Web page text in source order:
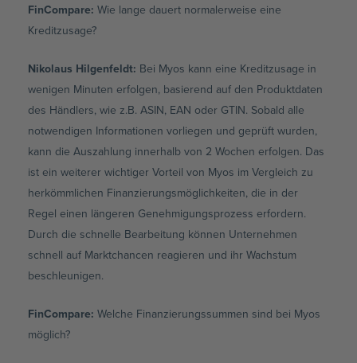
FinCompare: Wie lange dauert normalerweise eine
Kreditzusage?
Nikolaus Hilgenfeldt: Bei Myos kann eine Kreditzusage in
wenigen Minuten erfolgen, basierend auf den Produktdaten
des Händlers, wie z.B. ASIN, EAN oder GTIN. Sobald alle
notwendigen Informationen vorliegen und geprüft wurden,
kann die Auszahlung innerhalb von 2 Wochen erfolgen. Das
ist ein weiterer wichtiger Vorteil von Myos im Vergleich zu
herkömmlichen Finanzierungsmöglichkeiten, die in der
Regel einen längeren Genehmigungsprozess erfordern.
Durch die schnelle Bearbeitung können Unternehmen
schnell auf Marktchancen reagieren und ihr Wachstum
beschleunigen.
FinCompare:Welche Finanzierungssummen sind bei Myos
möglich?